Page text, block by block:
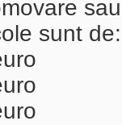
sunt de: